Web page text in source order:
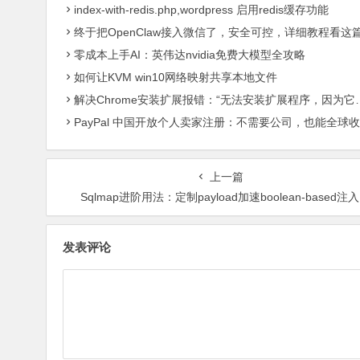
index-with-redis.php,wordpress 启用redis缓存功能
终于把OpenClaw接入微信了，安全可控，详细教程看这
零成本上手AI：英伟达nvidia免费大模型全攻略
如何让KVM win10网络映射共享本地文件
解决Chrome安装扩展报错：“无法安装扩展程序，因为它使用了不受支持的清单版本“
PayPal 中国开放个人卖家注册：不需要公司，也能全球收款了
上一篇
Sqlmap进阶用法：定制payload加速boolean-based注入
发表评论